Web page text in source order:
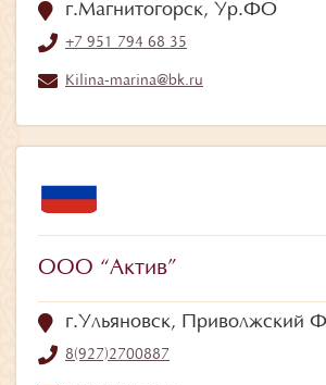
г.Магнитогорск, Ур.ФО
+7 951 794 68 35
Kilina-marina@bk.ru
ООО “Актив”
г.Ульяновск, Приволжский
8(927)2700887